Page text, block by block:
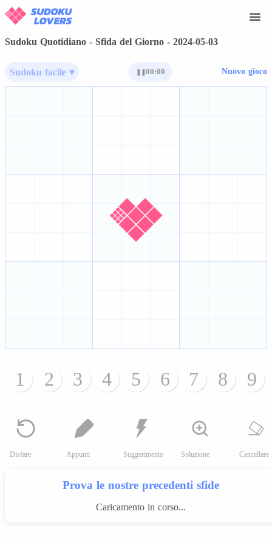
Sudoku Quotidiano - Sfida del Giorno - 2024-05-03
Sudoku facile ▾ 00:00 Nuovo gioco
1 2 3 4 5 6 7 8 9
Disfare Appunti Suggerimento Soluzione Cancellare
Prova le nostre precedenti sfide
Caricamento in corso...